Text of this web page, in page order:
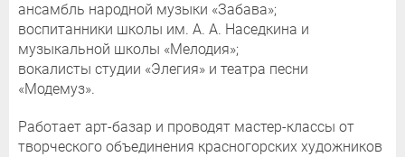
ансамбль народной музыки «Забава»;
воспитанники школы им. А. А. Наседкина и
музыкальной школы «Мелодия»;
вокалисты студии «Элегия» и театра песни
«Модемуз».
Работает арт-базар и проводят мастер-классы от
творческого объединения красногорских художников